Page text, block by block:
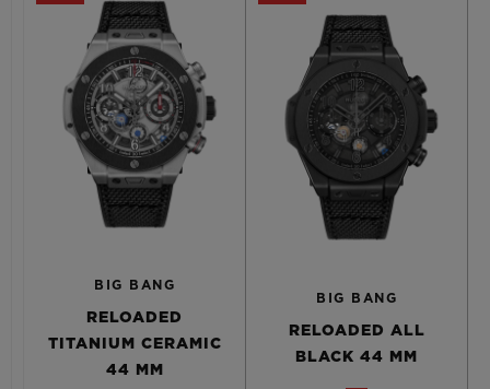
BIG BANG
RELOADED
TITANIUM CERAMIC
44 MM
BIG BANG
RELOADED ALL
BLACK 44 MM
ENCONTRAR UMA